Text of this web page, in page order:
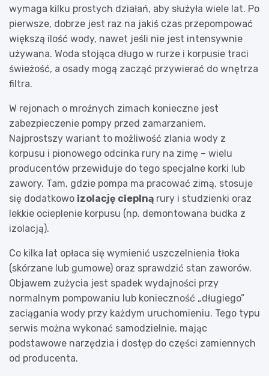
wymaga kilku prostych działań, aby służyła wiele lat. Po
pierwsze, dobrze jest raz na jakiś czas przepompować
większą ilość wody, nawet jeśli nie jest intensywnie
używana. Woda stojąca długo w rurze i korpusie traci
świeżość, a osady mogą zacząć przywierać do wnętrza
filtra.
W rejonach o mroźnych zimach konieczne jest
zabezpieczenie pompy przed zamarzaniem.
Najprostszy wariant to możliwość zlania wody z
korpusu i pionowego odcinka rury na zimę – wielu
producentów przewiduje do tego specjalne korki lub
zawory. Tam, gdzie pompa ma pracować zimą, stosuje
się dodatkowo izolację cieplną rury i studzienki oraz
lekkie ocieplenie korpusu (np. demontowana budka z
izolacją).
Co kilka lat opłaca się wymienić uszczelnienia tłoka
(skórzane lub gumowe) oraz sprawdzić stan zaworów.
Objawem zużycia jest spadek wydajności przy
normalnym pompowaniu lub konieczność „długiego”
zaciągania wody przy każdym uruchomieniu. Tego typu
serwis można wykonać samodzielnie, mając
podstawowe narzędzia i dostęp do części zamiennych
od producenta.